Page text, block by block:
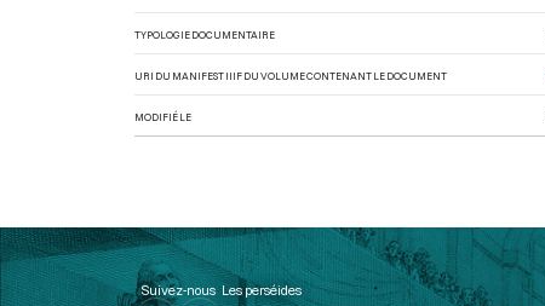
TYPOLOGIE DOCUMENTAIRE
URI DU MANIFEST IIIF DU VOLUME CONTENANT LE DOCUMENT
MODIFIÉ LE
Suivez-nous Les perséides